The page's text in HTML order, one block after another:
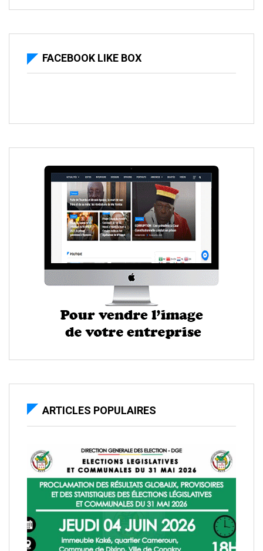
FACEBOOK LIKE BOX
ARTICLES POPULAIRES